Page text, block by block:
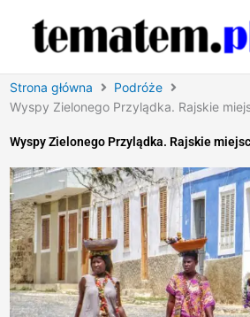
Strona główna
Podróże
Wyspy Zielonego Przylądka. Rajskie
Wyspy Zielonego Przylądka. Rajskie